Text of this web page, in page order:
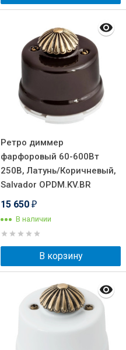
Ретро диммер
фарфоровый 60-600Вт
250В, Латунь/Коричневый,
Salvador OPDM.KV.BR
15 650 ₽
В наличии
В корзину